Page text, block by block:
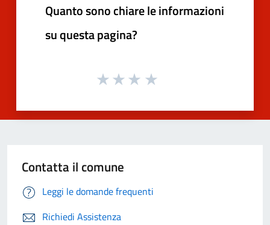
Quanto sono chiare le informazioni
su questa pagina?
Contatta il comune
Leggi le domande frequenti
Richiedi Assistenza